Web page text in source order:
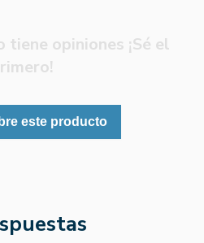
opiniones ¡Sé el
este producto